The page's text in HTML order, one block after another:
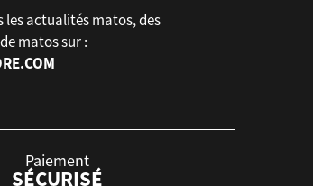
les actualités matos, des
matos sur :
Paiement
SÉCURISÉ